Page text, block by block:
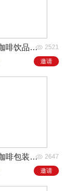
创意蓝山咖啡饮品包装 2521
邀请
罐装即饮咖啡包装设计 2647
邀请